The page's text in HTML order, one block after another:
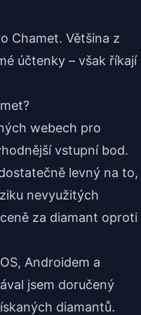
Chamet. Většina z
účtenky – však říkají
webech pro
vstupní bod.
levný na to,
nevyužitých
za diamant oproti
Androidem a
jsem doručený
diamantů.